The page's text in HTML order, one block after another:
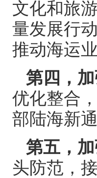
文化和旅
量发展行
推动海运
第四，
优化整合
部陆海新
第五，
头防范，